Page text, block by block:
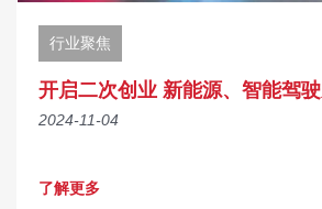
行业聚焦
开启二次创业 新能源、智能驾
2024-11-04
了解更多